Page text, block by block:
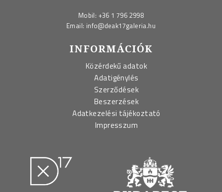
Mobil: +36 1 796 2998
Email: info@deak17galeria.hu
INFORMÁCIÓK
Közérdekű adatok
Adatigénylés
Szerződések
Beszerzések
Adatkezelési tájékoztató
Impresszum